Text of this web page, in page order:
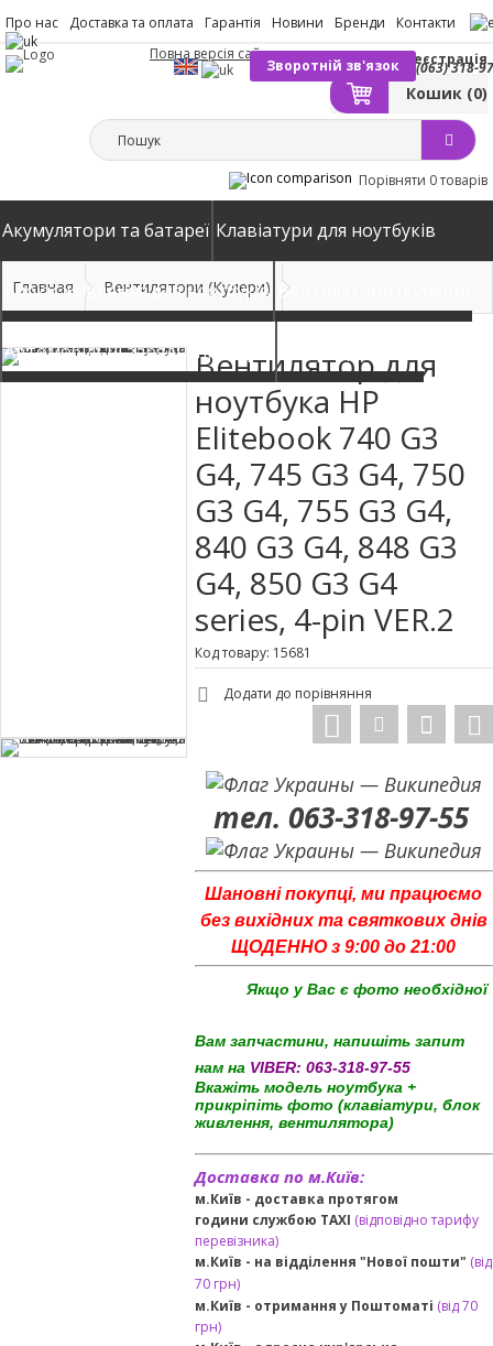
Про нас Доставка та оплата Гарантія Новини Бренди Контакти
(063) 318-
Зворотній зв'язок
Вхід Реєстрація
Кошик (0)
Повна версія сайту
Порівняти 0 товарів
Акумулятори та батареї Клавіатури для ноутбуків
Блоки живлення для ноутбуків Вентилятори (Кулери)
Автомобільні зарядні пристрої
Главная Вентилятори (Кулери)
Вентилятор для
ноутбука HP
Elitebook 740 G3
G4, 745 G3 G4, 750
G3 G4, 755 G3 G4,
840 G3 G4, 848 G3
G4, 850 G3 G4
series, 4-pin VER.2
Код товару: 15681
Додати до порівняння
тел. 063-318-97-55
Шановні покупці, ми працюємо
без вихідних та святкових днів
ЩОДЕННО з 9:00 до 21:00
Якщо у Вас є фото необхідної
Вам запчастини, напишіть запит
нам на VIBER: 063-318-97-55
Вкажіть модель ноутбука +
прикріпіть фото (клавіатури, блок
живлення, вентилятора)
Доставка по м.Київ:
м.Київ - доставка протягом
години службою TAXI (відповідно тарифу
перевізника)
м.Київ - на відділення "Нової пошти" (від
70 грн)
м.Київ - отримання у Поштоматі (від 70
грн)